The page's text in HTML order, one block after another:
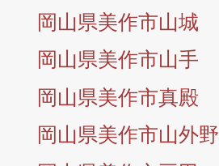
岡山県美作市山城
岡山県美作市山手
岡山県美作市真殿
岡山県美作市山外野